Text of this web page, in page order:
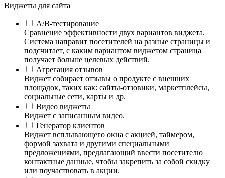
Виджеты для сайта
А/B-тестирование
Сравнение эффективности двух вариантов виджета.
Система направит посетителей на разные страницы и
подсчитает, с каким вариантом виджетом страница
получает больше целевых действий.
Агрегация отзывов
Виджет собирает отзывы о продукте с внешних
площадок, таких как: сайты-отзовики, маркетплейсы,
социальные сети, карты и др.
Видео виджеты
Виджет с записанным видео.
Генератор клиентов
Виджет всплывающего окна с акцией, таймером,
формой захвата и другими специальными
предложениями, предлагающий ввести посетителю
контактные данные, чтобы закрепить за собой скидку
или поучаствовать в акции.